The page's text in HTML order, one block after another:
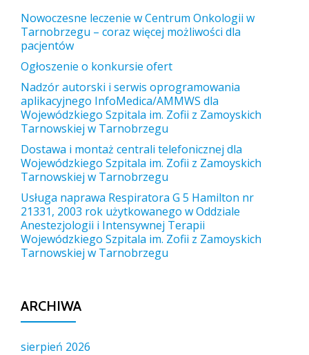
Nowoczesne leczenie w Centrum Onkologii w
Tarnobrzegu – coraz więcej możliwości dla
pacjentów
Ogłoszenie o konkursie ofert
Nadzór autorski i serwis oprogramowania
aplikacyjnego InfoMedica/AMMWS dla
Wojewódzkiego Szpitala im. Zofii z Zamoyskich
Tarnowskiej w Tarnobrzegu
Dostawa i montaż centrali telefonicznej dla
Wojewódzkiego Szpitala im. Zofii z Zamoyskich
Tarnowskiej w Tarnobrzegu
Usługa naprawa Respiratora G 5 Hamilton nr
21331, 2003 rok użytkowanego w Oddziale
Anestezjologii i Intensywnej Terapii
Wojewódzkiego Szpitala im. Zofii z Zamoyskich
Tarnowskiej w Tarnobrzegu
ARCHIWA
sierpień 2026